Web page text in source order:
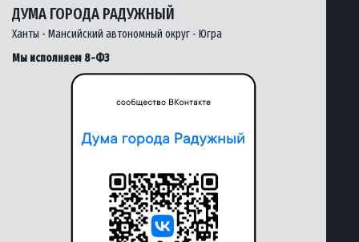
ДУМА ГОРОДА РАДУЖНЫЙ
Ханты - Мансийский автономный округ - Югра
Мы исполняем 8-ФЗ